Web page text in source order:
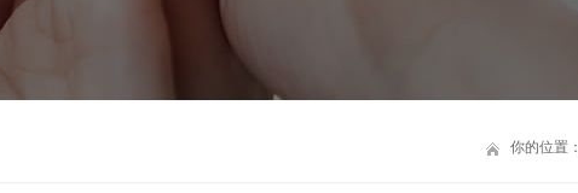
你的位置：